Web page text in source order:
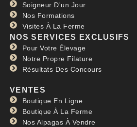
Soigneur D'un Jour
Nos Formations
Visites À La Ferme
NOS SERVICES EXCLUSIFS
Pour Votre Élevage
Notre Propre Filature
Résultats Des Concours
VENTES
Boutique En Ligne
Boutique À La Ferme
Nos Alpagas À Vendre